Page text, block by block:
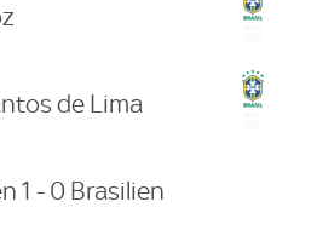
de Lima
1 - 0 Brasilien